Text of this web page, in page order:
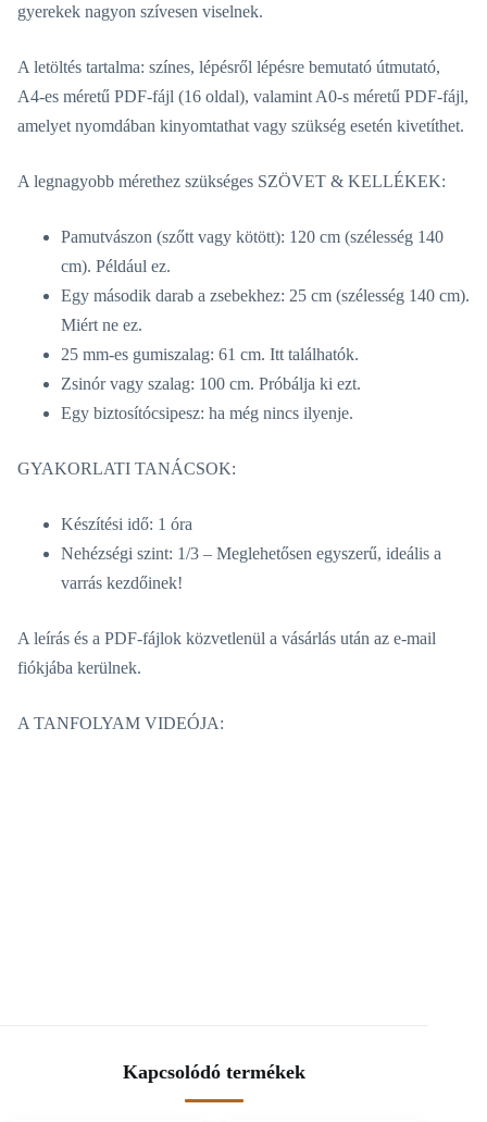
gyerekek nagyon szívesen viselnek.
A letöltés tartalma: színes, lépésről lépésre bemutató útmutató,
A4-es méretű PDF-fájl (16 oldal), valamint A0-s méretű PDF-fájl,
amelyet nyomdában kinyomtathat vagy szükség esetén kivetíthet.
A legnagyobb mérethez szükséges SZÖVET & KELLÉKEK:
Pamutvászon (szőtt vagy kötött): 120 cm (szélesség 140
cm). Például ez.
Egy második darab a zsebekhez: 25 cm (szélesség 140 cm).
Miért ne ez.
25 mm-es gumiszalag: 61 cm. Itt találhatók.
Zsinór vagy szalag: 100 cm. Próbálja ki ezt.
Egy biztosítócsipesz: ha még nincs ilyenje.
GYAKORLATI TANÁCSOK:
Készítési idő: 1 óra
Nehézségi szint: 1/3 – Meglehetősen egyszerű, ideális a
varrás kezdőinek!
A leírás és a PDF-fájlok közvetlenül a vásárlás után az e-mail
fiókjába kerülnek.
A TANFOLYAM VIDEÓJA:
Kapcsolódó termékek